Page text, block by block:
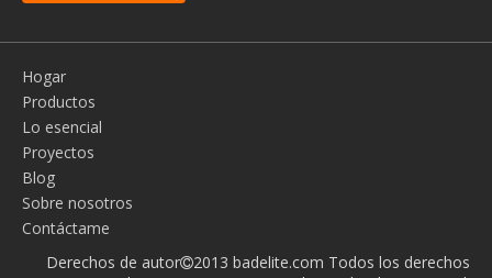
Hogar
Productos
Lo esencial
Proyectos
Blog
Sobre nosotros
Contáctame
Derechos de autor2013 badelite.com Todos los derechos